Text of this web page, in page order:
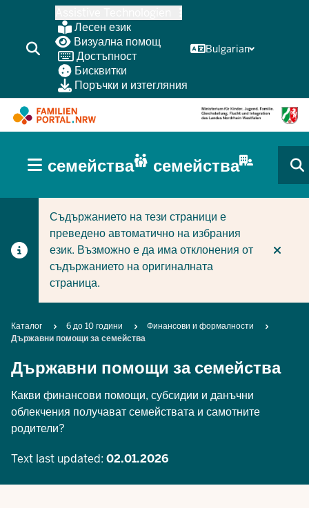
content
Лесен език
Визуална помощ
Достъпност
Бисквитки
Поръчки и изтегляния
Bulgarian
CURRENT SECTION ЗА СЕМЕЙСТВА
CURRENT SECTION ЗА ФИРМИ/ОБЩИНИ
(BÜRGERBEREICH
семейства семейства
Съдържанието на тези страници е
преведено автоматично на избрания
език. Възможно е да има отклонения от
съдържанието на оригиналната
страница.
Breadcrumb
Каталог 6 до 10 години
Финансови и формалности
Държавни помощи за семейства
Държавни помощи за семейства
Какви финансови помощи, субсидии и данъчни
облекчения получават семействата и самотните
родители?
Text last updated: 02.01.2026